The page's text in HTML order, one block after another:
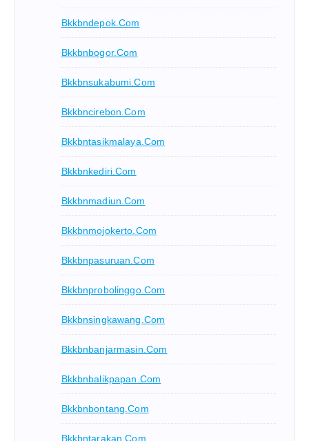
Bkkbndepok.com
Bkkbnbogor.com
Bkkbnsukabumi.com
Bkkbncirebon.com
Bkkbntasikmalaya.com
Bkkbnkediri.com
Bkkbnmadiun.com
Bkkbnmojokerto.com
Bkkbnpasuruan.com
Bkkbnprobolinggo.com
Bkkbnsingkawang.com
Bkkbnbanjarmasin.com
Bkkbnbalikpapan.com
Bkkbnbontang.com
Bkkbntarakan.com